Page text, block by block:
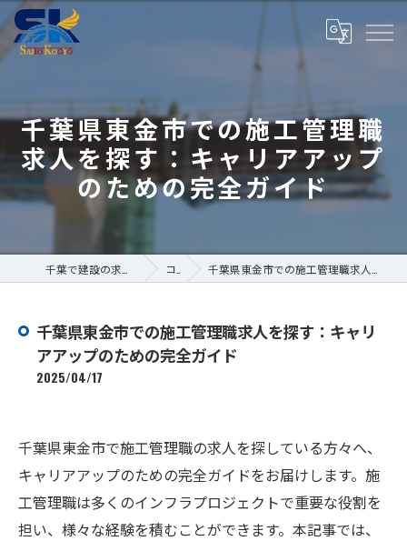
千葉県東金市での施工管理職
求人を探す：キャリアアップ
のための完全ガイド
コラム 千葉県東金市での施工管理職求人を探す：キャリアアップのための完全ガイド
千葉県東金市での施工管理職求人を探す：キャリ
アアップのための完全ガイド
2025/04/17
千葉県東金市で施工管理職の求人を探している方々へ、
キャリアアップのための完全ガイドをお届けします。施
工管理職は多くのインフラプロジェクトで重要な役割を
担い、様々な経験を積むことができます。本記事では、